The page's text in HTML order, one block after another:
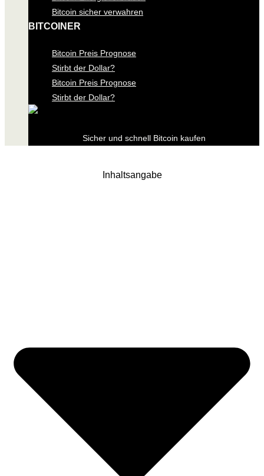
Bitcoin sicher verwahren
BITCOINER
Bitcoin Preis Prognose
Stirbt der Dollar?
Bitcoin Preis Prognose
Stirbt der Dollar?
Sicher und schnell Bitcoin kaufen
Inhaltsangabe